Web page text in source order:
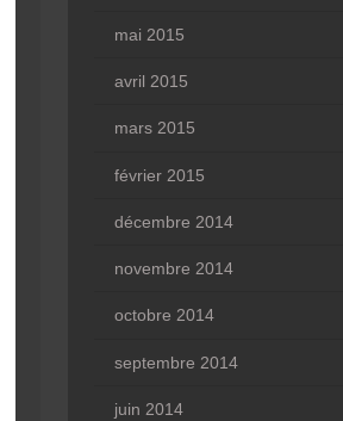
mai 2015
avril 2015
mars 2015
février 2015
décembre 2014
novembre 2014
octobre 2014
septembre 2014
juin 2014